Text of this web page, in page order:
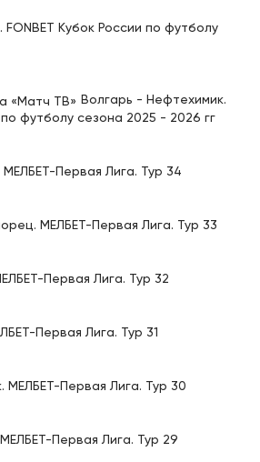
Кубок России по футболу
Волгарь - Нефтехимик.
по футболу сезона 2025 - 2026 гг
Первая Лига. Тур 34
МЕЛБЕТ-Первая Лига. Тур 33
Первая Лига. Тур 32
Первая Лига. Тур 31
Первая Лига. Тур 30
Первая Лига. Тур 29